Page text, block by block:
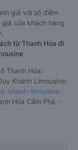
giá với số điểm
của khách hàng
từ Thanh Hóa đi
Thanh Hóa:
Khánh Limousine:
khanh-limousine
Hóa Cẩm Phả -